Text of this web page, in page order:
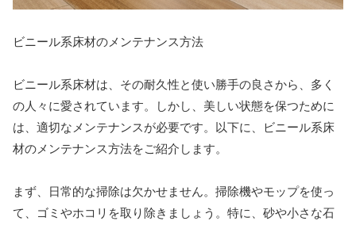
ビニール系床材のメンテナンス方法
ビニール系床材は、その耐久性と使い勝手の良さから、多く
の人々に愛されています。しかし、美しい状態を保つために
は、適切なメンテナンスが必要です。以下に、ビニール系床
材のメンテナンス方法をご紹介します。
まず、日常的な掃除は欠かせません。掃除機やモップを使っ
て、ゴミやホコリを取り除きましょう。特に、砂や小さな石